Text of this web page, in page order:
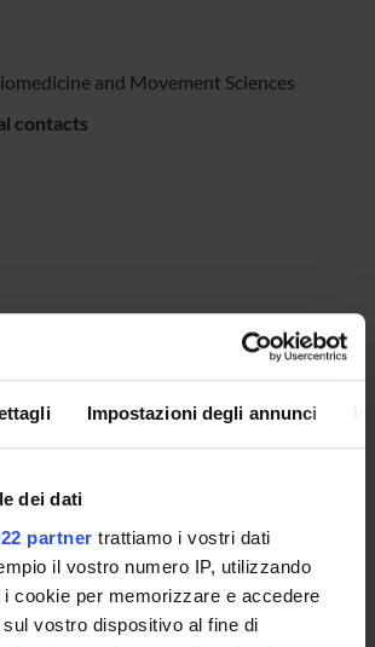
Impostazioni degli annunci
dei dati
partner trattiamo i vostri dati
il vostro numero IP, utilizzando
cookie per memorizzare e accedere
vostro dispositivo al fine di
and Movement Sciences
contacts
managed by the department
INVOLVED IN THE PROJECT